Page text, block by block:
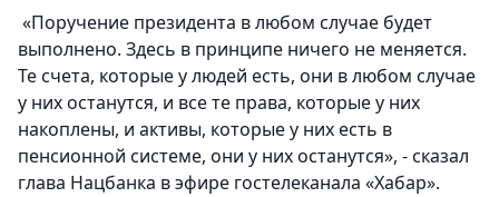
«Поручение президента в любом случае будет
выполнено. Здесь в принципе ничего не меняется.
Те счета, которые у людей есть, они в любом случае
у них останутся, и все те права, которые у них
накоплены, и активы, которые у них есть в
пенсионной системе, они у них останутся», - сказал
глава Нацбанка в эфире гостелеканала «Хабар».